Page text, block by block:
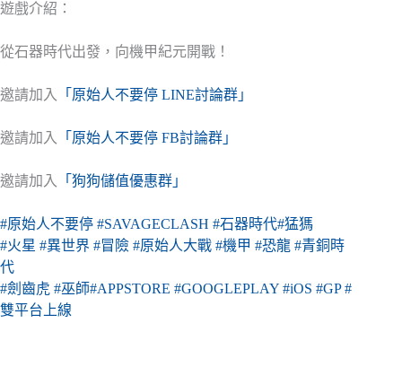
NT$30
到
遊戲介紹：
從石器時代出發，向機甲紀元開戰！
邀請加入 「原始人不要停 LINE討論群」
邀請加入 「原始人不要停 FB討論群」
邀請加入 「狗狗儲值優惠群」
#原始人不要停 #SAVAGECLASH #石器時代#猛獁
#火星 #異世界 #冒險 #原始人大戰 #機甲 #恐龍 #青銅時
代
#劍齒虎 #巫師#APPSTORE #GOOGLEPLAY #iOS #GP #
雙平台上線